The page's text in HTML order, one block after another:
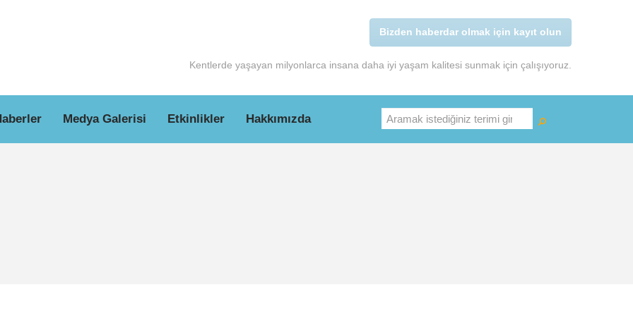
Kentlerde yaşayan milyonlarca insana daha iyi yaşam kalitesi sunmak için çalışıyoruz.
Bizden haberdar olmak için kayıt olun
Medya Galerisi Etkinlikler Hakkımızda Ara